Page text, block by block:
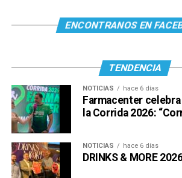
ENCONTRANOS EN
TENDENCIA
NOTICIAS hace 6 días
Farmacenter
la Corrida 2026:
NOTICIAS hace 6 días
DRINKS & MORE